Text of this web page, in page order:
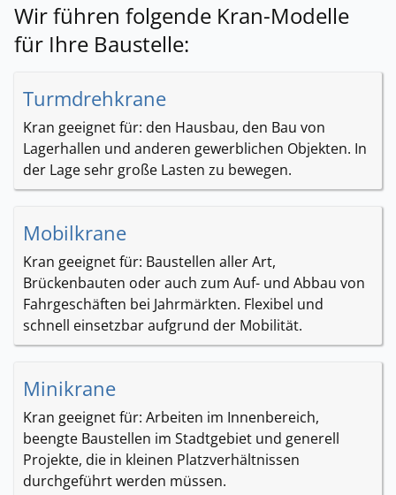
Wir führen folgende Kran-Modelle
für Ihre Baustelle:
Turmdrehkrane
Kran geeignet für: den Hausbau, den Bau von
Lagerhallen und anderen gewerblichen Objekten. In
der Lage sehr große Lasten zu bewegen.
Mobilkrane
Kran geeignet für: Baustellen aller Art,
Brückenbauten oder auch zum Auf- und Abbau von
Fahrgeschäften bei Jahrmärkten. Flexibel und
schnell einsetzbar aufgrund der Mobilität.
Minikrane
Kran geeignet für: Arbeiten im Innenbereich,
beengte Baustellen im Stadtgebiet und generell
Projekte, die in kleinen Platzverhältnissen
durchgeführt werden müssen.